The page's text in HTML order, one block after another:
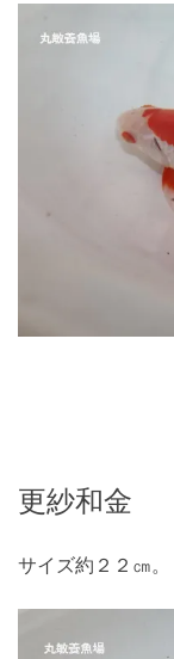
更紗和金
サイズ約２２㎝。